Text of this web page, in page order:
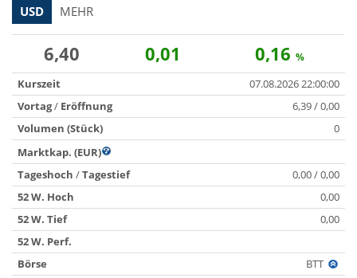
USD MEHR
6,40 0,01 0,16 %
Kurszeit
07.08.2026 22:00:00
Vortag/ Eröffnung
6,39 / 0,00
Volumen (Stück)
0
Marktkap. (EUR)
Tageshoch /Tagestief
0,00 / 0,00
52 W. Hoch
0,00
52 W. Tief
0,00
52 W. Perf.
Börse
BTT